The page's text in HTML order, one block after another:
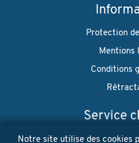
Protection
Mentions
Conditions
Service
Notre site utilise des cookies